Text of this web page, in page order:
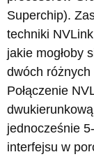
Superchip).
techniki
jakie mogłoby
dwóch różnych
Połączenie
jednocześnie
interfejsu w